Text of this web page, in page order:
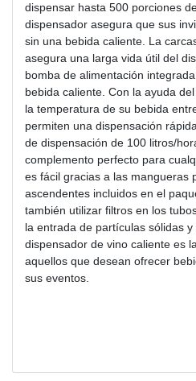
dispensar hasta 500 porciones
dispensador asegura que sus
sin una bebida caliente. La
asegura una larga vida útil del
bomba de alimentación
bebida caliente. Con la ayuda
la temperatura de su bebida
permiten una dispensación
de dispensación de 100 litros/
complemento perfecto para
es fácil gracias a las mangueras
ascendentes incluidos en el
también utilizar filtros en los
la entrada de partículas sólidas
dispensador de vino caliente es
aquellos que desean ofrecer
sus eventos.